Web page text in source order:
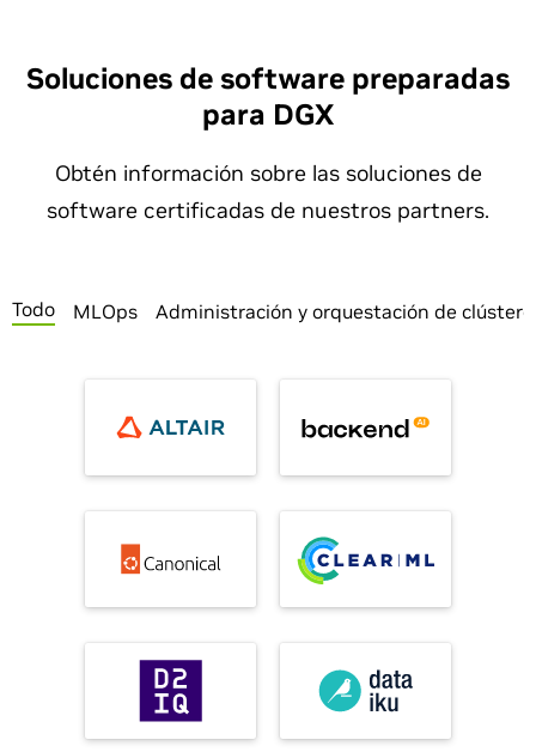
Soluciones de software preparadas
para DGX
Obtén información sobre las soluciones de
software certificadas de nuestros partners.
Todo MLOps Administración y orquestación de